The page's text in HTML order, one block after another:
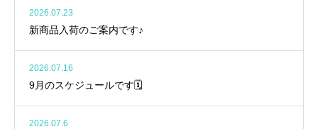
2026.07.23
新商品入荷のご案内です♪
2026.07.16
9月のスケジュールです🗓
2026.07.6